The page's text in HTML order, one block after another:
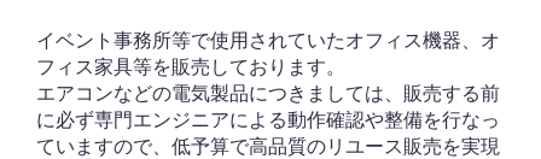
イベント事務所等で使用されていたオフィス機器、オ
フィス家具等を​販売しております。
エアコンなどの電気製品につきましては、販売する前
に必ず専門エンジニアによる動作確認や整備を行なっ
ていますので、低予算で高品質のリユース販売を実現